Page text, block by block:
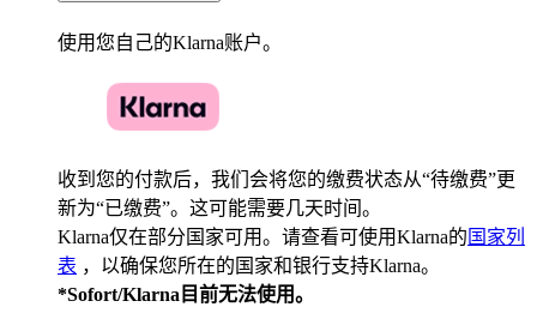
使用您自己的Klarna账户。
收到您的付款后，我们会将您的缴费状态从“待缴费”更
新为“已缴费”。这可能需要几天时间。
Klarna仅在部分国家可用。请查看可使用Klarna的 国家列
表 ，以确保您所在的国家和银行支持Klarna。
*Sofort/Klarna目前无法使用。